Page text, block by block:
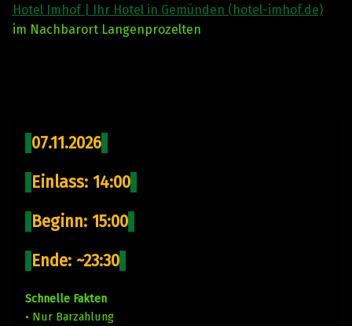
Hotel Imhof | Ihr Hotel in Gemünden (hotel-imhof.de)
im Nachbarort Langenprozelten
07.11.2026
Einlass: 14:00
Beginn: 15:00
Ende: ~23:30
Schnelle Fakten
• Nur Barzahlung